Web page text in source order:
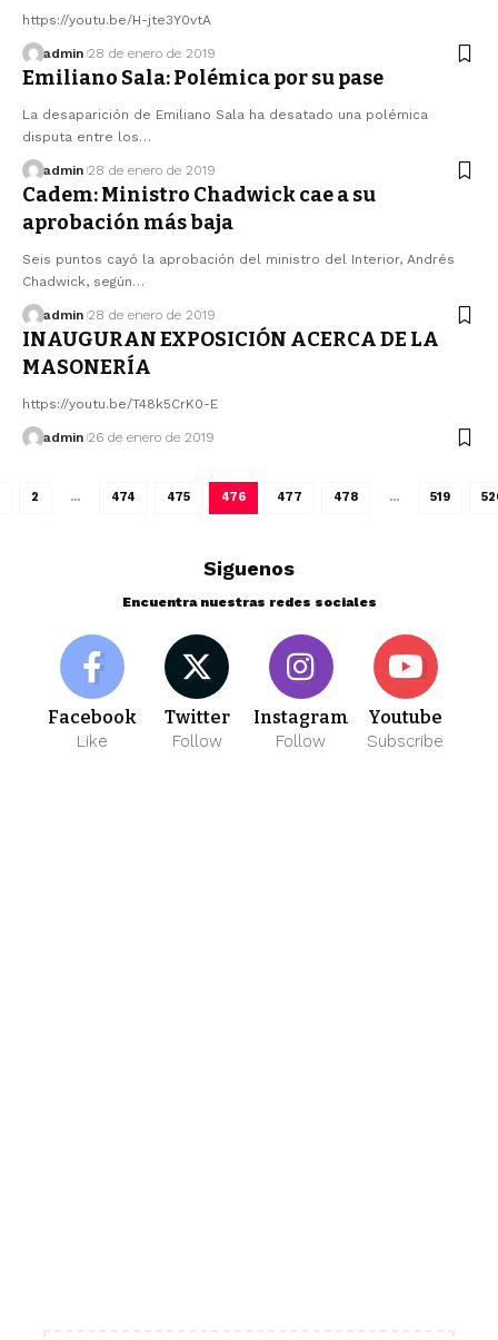
https://youtu.be/H-jte3Y0vtA
admin 28 de enero de 2019
Emiliano Sala: Polémica por su pase
La desaparición de Emiliano Sala ha desatado una polémica
disputa entre los…
admin 28 de enero de 2019
Cadem: Ministro Chadwick cae a su
aprobación más baja
Seis puntos cayó la aprobación del ministro del Interior, Andrés
Chadwick, según…
admin 28 de enero de 2019
INAUGURAN EXPOSICIÓN ACERCA DE LA
MASONERÍA
https://youtu.be/T48k5CrK0-E
admin 26 de enero de 2019
2 … 474 475 476 477 478 … 519
Siguenos
Encuentra nuestras redes sociales
Facebook
Like
Twitter
Follow
Instagram
Follow
Youtube
Subscribe